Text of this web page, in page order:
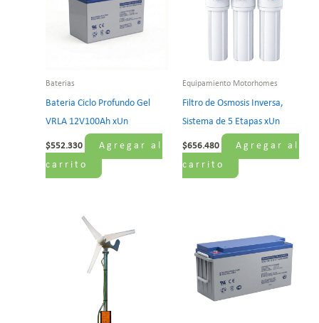
Baterias
Bateria Ciclo Profundo Gel
VRLA 12V100Ah xUn
$552.330
Agregar al
carrito
Equipamiento Motorhomes
Filtro de Osmosis Inversa,
Sistema de 5 Etapas xUn
$656.480
Agregar al
carrito